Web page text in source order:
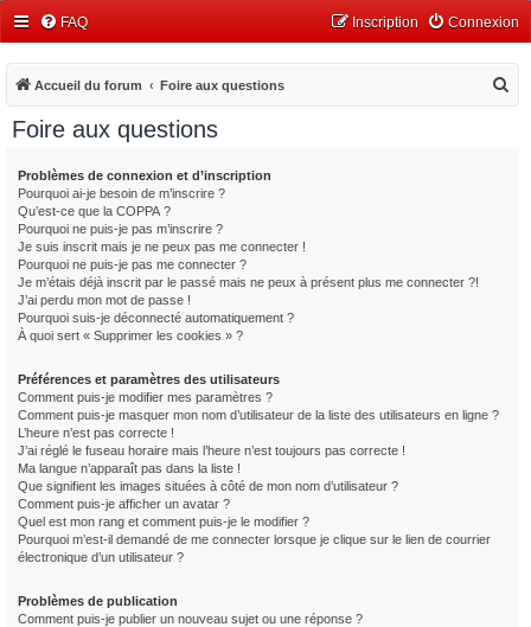
FAQ Connexion
Inscription
Accueil du forum Foire aux questions
Foire aux questions
Problèmes de connexion et d’inscription
Pourquoi ai-je besoin de m’inscrire ?
Qu’est-ce que la COPPA ?
Pourquoi ne puis-je pas m’inscrire ?
Je suis inscrit mais je ne peux pas me connecter !
Pourquoi ne puis-je pas me connecter ?
Je m’étais déjà inscrit par le passé mais ne peux à présent plus me connecter ?!
J’ai perdu mon mot de passe !
Pourquoi suis-je déconnecté automatiquement ?
À quoi sert « Supprimer les cookies » ?
Préférences et paramètres des utilisateurs
Comment puis-je modifier mes paramètres ?
Comment puis-je masquer mon nom d’utilisateur de la liste des utilisateurs en ligne ?
L’heure n’est pas correcte !
J’ai réglé le fuseau horaire mais l’heure n’est toujours pas correcte !
Ma langue n’apparaît pas dans la liste !
Que signifient les images situées à côté de mon nom d’utilisateur ?
Comment puis-je afficher un avatar ?
Quel est mon rang et comment puis-je le modifier ?
Pourquoi m’est-il demandé de me connecter lorsque je clique sur le lien de courrier
électronique d’un utilisateur ?
Problèmes de publication
Comment puis-je publier un nouveau sujet ou une réponse ?